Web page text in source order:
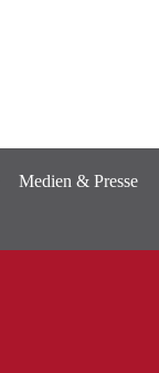
Medien & Presse